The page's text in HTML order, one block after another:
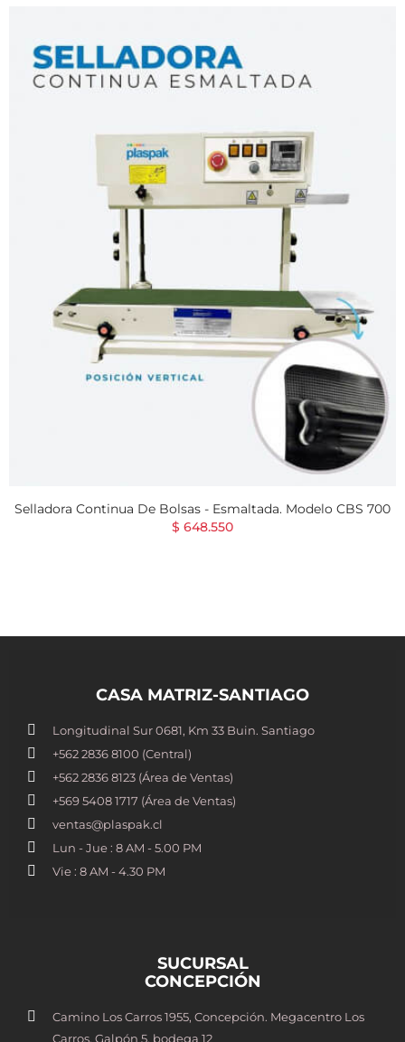
Selladora Continua De Bolsas - Esmaltada. Modelo CBS 700
$ 648.550
CASA MATRIZ-SANTIAGO
Longitudinal Sur 0681, Km 33 Buin. Santiago
+562 2836 8100​ (Central)
+562 2836 8123 (Área de Ventas)
+569 5408 1717 (Área de Ventas)
ventas@plaspak.cl
Lun - Jue : 8 AM - 5.00 PM
Vie : 8 AM - 4.30 PM
SUCURSAL
CONCEPCIÓN
Camino Los Carros 1955, Concepción. Megacentro Los
Carros, Galpón 5, bodega 12